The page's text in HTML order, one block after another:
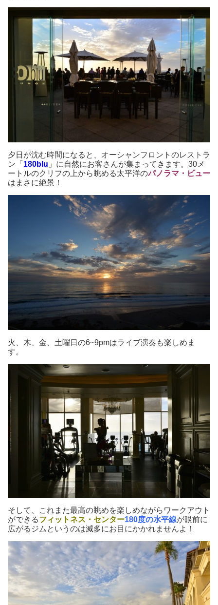
夕日が沈む時間になると、オーシャンフロントのレストラ
ン「 180blu 」に自然にお客さんが集まってきます。30メ
ートルのクリフの上から眺める太平洋のパノラマ・ビュー
はまさに絶景！
火、木、金、土曜日の6~9pmはライブ演奏も楽しめま
す。
そして、これまた最高の眺めを楽しめながらワークアウト
ができるフィットネス・センター180度の水平線が眼前に
広がるジムというのは滅多にお目にかかれませんよ！